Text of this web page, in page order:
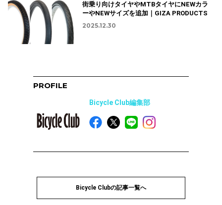
街乗り向けタイヤやMTBタイヤにNEWカラ
ーやNEWサイズを追加｜GIZA PRODUCTS
2025.12.30
PROFILE
Bicycle Club編集部
Bicycle Clubの記事一覧へ